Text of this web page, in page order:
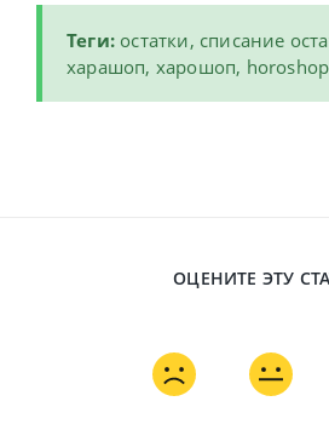
Теги: остатки, списание
харашоп, харошоп, horoshop
ОЦЕНИТЕ ЭТУ